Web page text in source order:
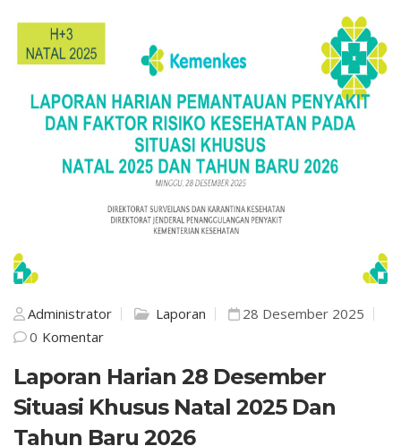
Administrator Laporan
28 Desember 2025
0 Komentar
Laporan Harian 28 Desember
Situasi Khusus Natal 2025 Dan
Tahun Baru 2026